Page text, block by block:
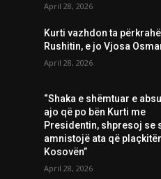
April 28, 2026
Kurti vazhdon ta përkrahë
Rushitin, e jo Vjosa
April 28, 2026
“Shaka e shëmtuar e
ajo që po bën Kurti me
Presidentin, shpresoj se
amnistojë ata që
Kosovën”
April 28, 2026